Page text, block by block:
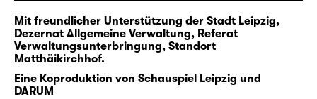
Mit freundlicher Unterstützung der Stadt Leipzig,
Dezernat Allgemeine Verwaltung, Referat
Verwaltungsunterbringung, Standort
Matthäikirchhof.
Eine Koproduktion von Schauspiel Leipzig und
DARUM